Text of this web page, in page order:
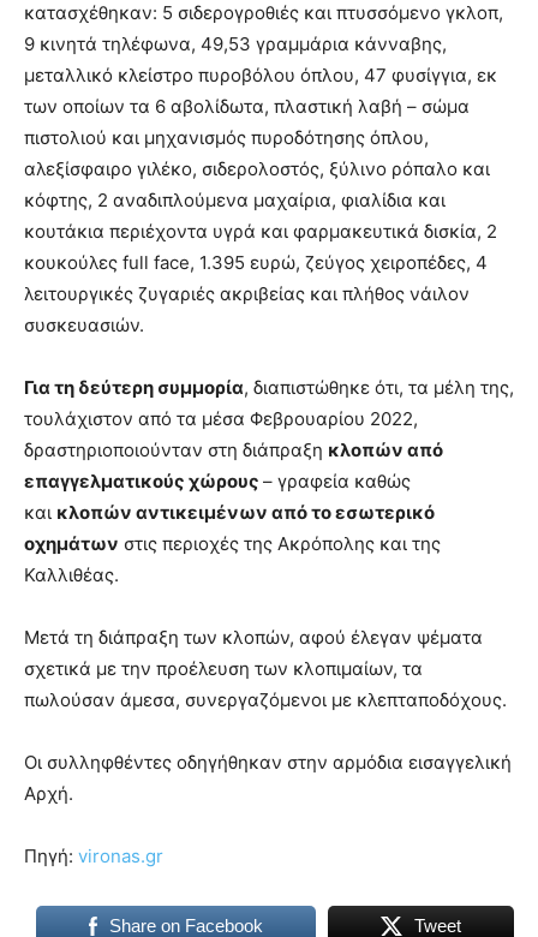
κατασχέθηκαν: 5 σιδερογροθιές και πτυσσόμενο γκλοπ,
9 κινητά τηλέφωνα, 49,53 γραμμάρια κάνναβης,
μεταλλικό κλείστρο πυροβόλου όπλου, 47 φυσίγγια, εκ
των οποίων τα 6 αβολίδωτα, πλαστική λαβή – σώμα
πιστολιού και μηχανισμός πυροδότησης όπλου,
αλεξίσφαιρο γιλέκο, σιδερολοστός, ξύλινο ρόπαλο και
κόφτης, 2 αναδιπλούμενα μαχαίρια, φιαλίδια και
κουτάκια περιέχοντα υγρά και φαρμακευτικά δισκία, 2
κουκούλες full face, 1.395 ευρώ, ζεύγος χειροπέδες, 4
λειτουργικές ζυγαριές ακριβείας και πλήθος νάιλον
συσκευασιών.
Για τη δεύτερη συμμορία, διαπιστώθηκε ότι, τα μέλη της,
τουλάχιστον από τα μέσα Φεβρουαρίου 2022,
δραστηριοποιούνταν στη διάπραξη κλοπών από
επαγγελματικούς χώρους – γραφεία καθώς
και κλοπών αντικειμένων από το εσωτερικό
οχημάτων στις περιοχές της Ακρόπολης και της
Καλλιθέας.
Μετά τη διάπραξη των κλοπών, αφού έλεγαν ψέματα
σχετικά με την προέλευση των κλοπιμαίων, τα
πωλούσαν άμεσα, συνεργαζόμενοι με κλεπταποδόχους.
Οι συλληφθέντες οδηγήθηκαν στην αρμόδια εισαγγελική
Αρχή.
Πηγή: vironas.gr
Share on Facebook Tweet